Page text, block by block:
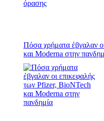
Πόσα χρήματα έβγαλαν
και Moderna στην